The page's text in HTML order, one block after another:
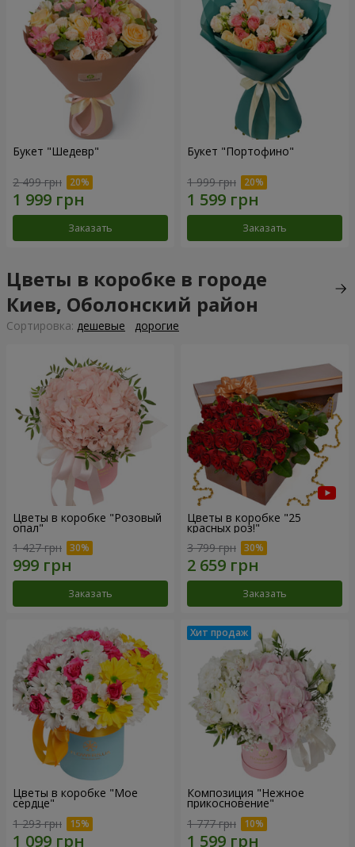
Букет "Шедевр"
2 499 грн
Заказать
Букет "Портофино"
1 999 грн
Заказать
Цветы в коробке в городе
Киев, Оболонский район
Cортировка: дешевые дорогие
Цветы в коробке "Розовый
опал"
1 427 грн
Заказать
Цветы в коробке "25
красных роз!"
3 799 грн
Заказать
Цветы в коробке "Мое
сердце"
1 293 грн
Композиция "Нежное
прикосновение"
1 777 грн